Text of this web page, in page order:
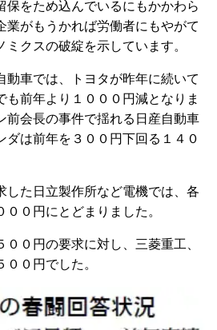
をため込んでいるにもかかわら
業がもうかれば労働者にもやがて
クスの破綻を示しています。
車では、トヨタが昨年に続いて
も前年より１０００円減となりま
前会長の事件で揺れる日産自動車
ダは前年を３００円下回る１４０
た日立製作所など電機では、各
０円にとどまりました。
０円の要求に対し、三菱重工、
０円でした。